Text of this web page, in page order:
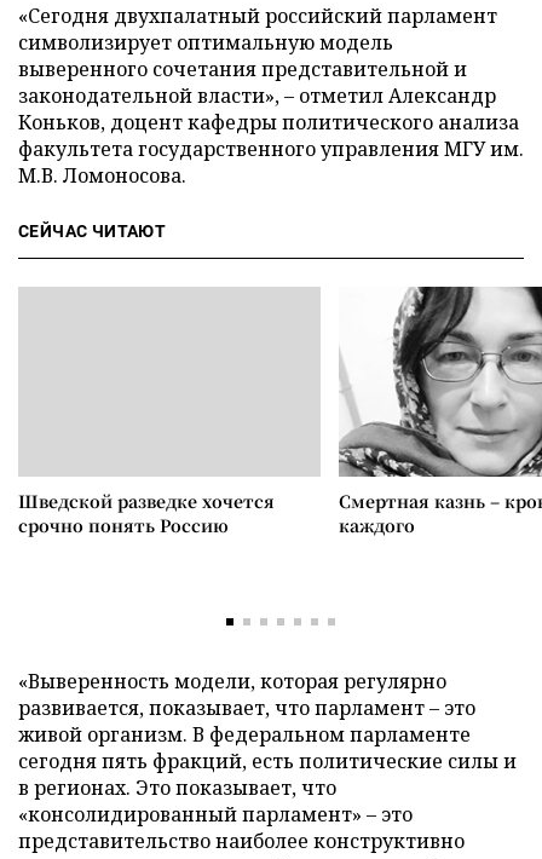
«Сегодня двухпалатный российский парламент
символизирует оптимальную модель
выверенного сочетания представительной и
законодательной власти», – отметил Александр
Коньков, доцент кафедры политического анализа
факультета государственного управления МГУ им.
М.В. Ломоносова.
СЕЙЧАС ЧИТАЮТ
Шведской разведке хочется
срочно понять Россию
Смертная казнь –
каждого
«Выверенность модели, которая регулярно
развивается, показывает, что парламент – это
живой организм. В федеральном парламенте
сегодня пять фракций, есть политические силы и
в регионах. Это показывает, что
«консолидированный парламент» – это
представительство наиболее конструктивно